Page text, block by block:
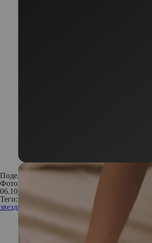
Поделиться:
Фото: Instagram
06.10.2021
Теги:
звезды
знаменитостикрасота фигура